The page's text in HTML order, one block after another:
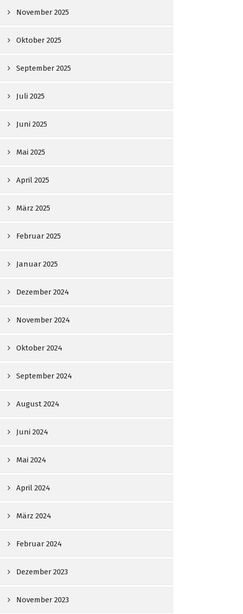
November 2025
Oktober 2025
September 2025
Juli 2025
Juni 2025
Mai 2025
April 2025
März 2025
Februar 2025
Januar 2025
Dezember 2024
November 2024
Oktober 2024
September 2024
August 2024
Juni 2024
Mai 2024
April 2024
März 2024
Februar 2024
Dezember 2023
November 2023